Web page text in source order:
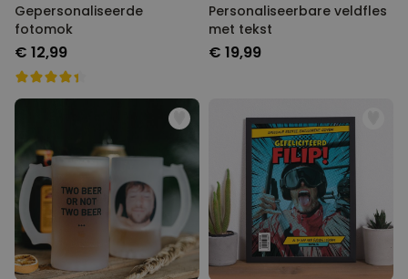
Gepersonaliseerde
fotomok
€ 12,99
Personaliseerbare veldfles
met tekst
€ 19,99